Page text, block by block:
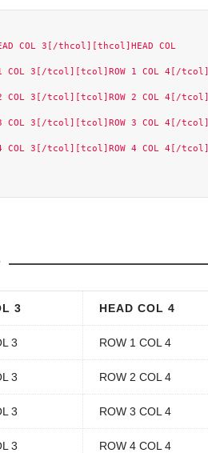
COL 3[/thcol][thcol]HEAD COL
COL 3[/tcol][tcol]ROW 1 COL 4[/tcol]
COL 3[/tcol][tcol]ROW 2 COL 4[/tcol]
COL 3[/tcol][tcol]ROW 3 COL 4[/tcol]
COL 3[/tcol][tcol]ROW 4 COL 4[/tcol]
3 HEAD COL 4
3 ROW 1 COL 4
3 ROW 2 COL 4
3 ROW 3 COL 4
3 ROW 4 COL 4